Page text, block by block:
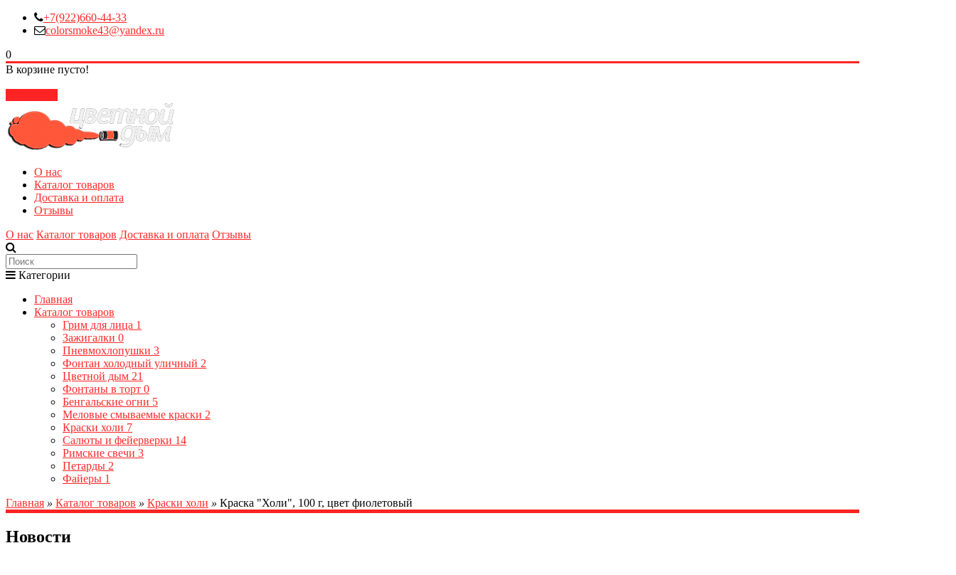
+7(922)660-44-33
colorsmoke43@yandex.ru
0
В корзине пусто!
О нас
Каталог товаров
Доставка и оплата
Отзывы
О нас Каталог товаров Доставка и оплата Отзывы
Категории
Главная
Каталог товаров
Грим для лица 1
Зажигалки 0
Пневмохлопушки 3
Фонтан холодный уличный 2
Цветной дым 21
Фонтаны в торт 0
Бенгальские огни 5
Меловые смываемые краски 2
Краски холи 7
Салюты и фейерверки 14
Римские свечи 3
Петарды 2
Файеры 1
Главная » Каталог товаров » Краски холи » Краска "Холи", 100 г, цвет фиолетовый
Новости